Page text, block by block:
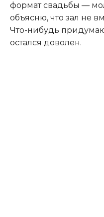
формат свадьбы —
объясню, что зал не
Что-нибудь
остался доволен.